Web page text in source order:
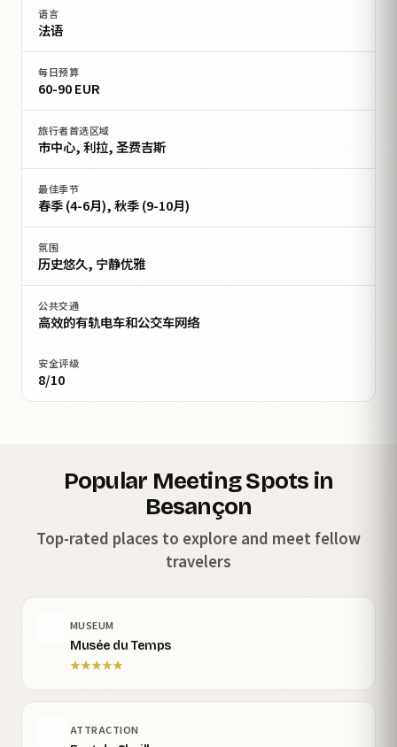
语言
法语
每日预算
60-90 EUR
旅行者首选区域
市中心, 利拉, 圣费吉斯
最佳季节
春季 (4-6月), 秋季 (9-10月)
氛围
历史悠久, 宁静优雅
公共交通
高效的有轨电车和公交车网络
安全评级
8/10
Popular Meeting Spots in
Besançon
Top-rated places to explore and meet fellow
travelers
MUSEUM
Musée du Temps
★★★★★
ATTRACTION